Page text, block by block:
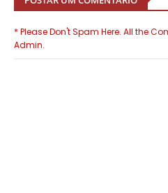
* Please Don't Spam Here. All the
Admin.